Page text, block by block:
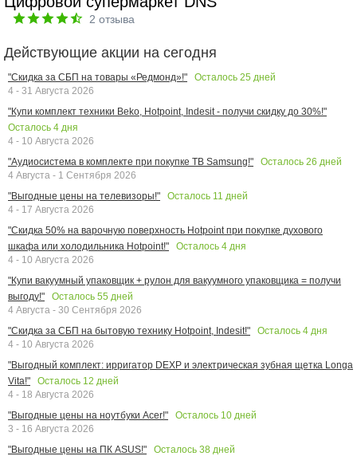
2 отзыва
Действующие акции на сегодня
"Скидка за СБП на товары «Редмонд»!" Осталось 25 дней
4 - 31 Августа 2026
"Купи комплект техники Beko, Hotpoint, Indesit - получи скидку до 30%!"
Осталось 4 дня
4 - 10 Августа 2026
"Аудиосистема в комплекте при покупке ТВ Samsung!"
Осталось 26 дней
4 Августа - 1 Сентября 2026
"Выгодные цены на телевизоры!"
Осталось 11 дней
4 - 17 Августа 2026
"Скидка 50% на варочную поверхность Hotpoint при покупке духового
шкафа или холодильника Hotpoint!"
Осталось 4 дня
4 - 10 Августа 2026
"Купи вакуумный упаковщик + рулон для вакуумного упаковщика = получи
выгоду!"
Осталось 55 дней
4 Августа - 30 Сентября 2026
"Скидка за СБП на бытовую технику Hotpoint, Indesit!"
Осталось 4 дня
4 - 10 Августа 2026
"Выгодный комплект: ирригатор DEXP и электрическая зубная щетка Longa
Vita!"
Осталось 12 дней
4 - 18 Августа 2026
"Выгодные цены на ноутбуки Acer!"
Осталось 10 дней
3 - 16 Августа 2026
"Выгодные цены на ПК ASUS!"
Осталось 38 дней